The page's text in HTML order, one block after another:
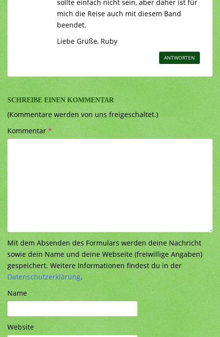
sollte einfach nicht sein, aber daher ist für
mich die Reise auch mit diesem Band
beendet.
Liebe Grüße, Ruby
ANTWORTEN
SCHREIBE EINEN KOMMENTAR
(Kommentare werden von uns freigeschaltet.)
Kommentar*
Mit dem Absenden des Formulars werden deine Nachricht
sowie dein Name und deine Webseite (freiwillige Angaben)
gespeichert. Weitere Informationen findest du in der
Datenschutzerklärung.
Name
Website